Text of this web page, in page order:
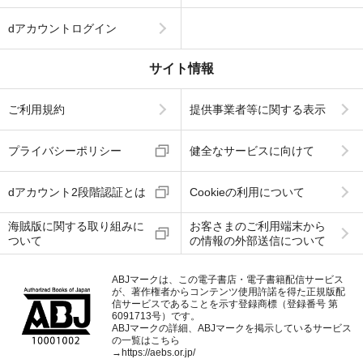
dアカウントログイン
サイト情報
ご利用規約 提供事業者等に関する表示
プライバシーポリシー 健全なサービスに向けて
dアカウント2段階認証とは Cookieの利用について
海賊版に関する取り組みに
ついて
お客さまのご利用端末から
の情報の外部送信について
ABJマークは、この電子書店・電子書籍配信サービス
が、著作権者からコンテンツ使用許諾を得た正規版配
信サービスであることを示す登録商標（登録番号 第
6091713号）です。
ABJマークの詳細、ABJマークを掲示しているサービス
の一覧はこちら
→https://aebs.or.jp/